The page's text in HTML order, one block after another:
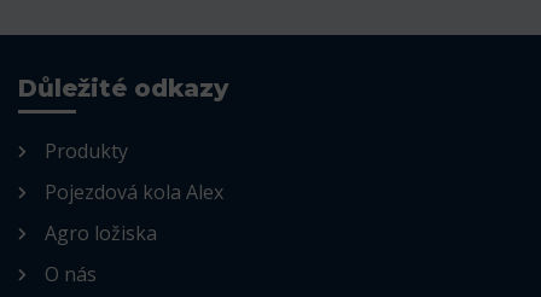
Důležité odkazy
Produkty
Pojezdová kola Alex
Agro ložiska
O nás